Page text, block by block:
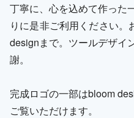
丁寧に、心を込めて作った
りに是非ご利用ください
designまで。ツールデザイ
謝。
完成ロゴの一部はbloom
ご覧いただけます。